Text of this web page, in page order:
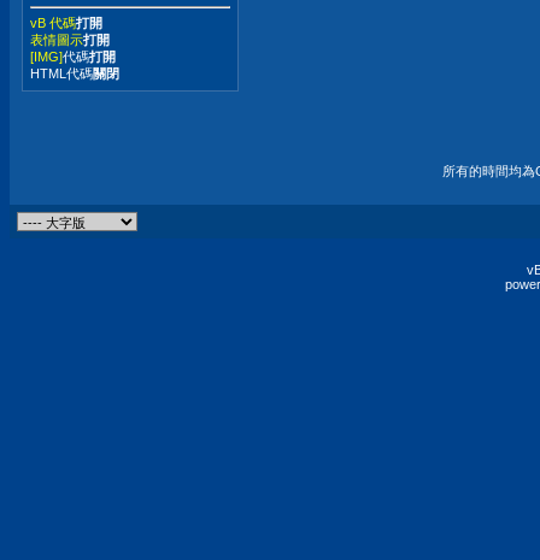
vB 代碼打開
表情圖示打開
[IMG]代碼打開
HTML代碼關閉
所有的時間均為